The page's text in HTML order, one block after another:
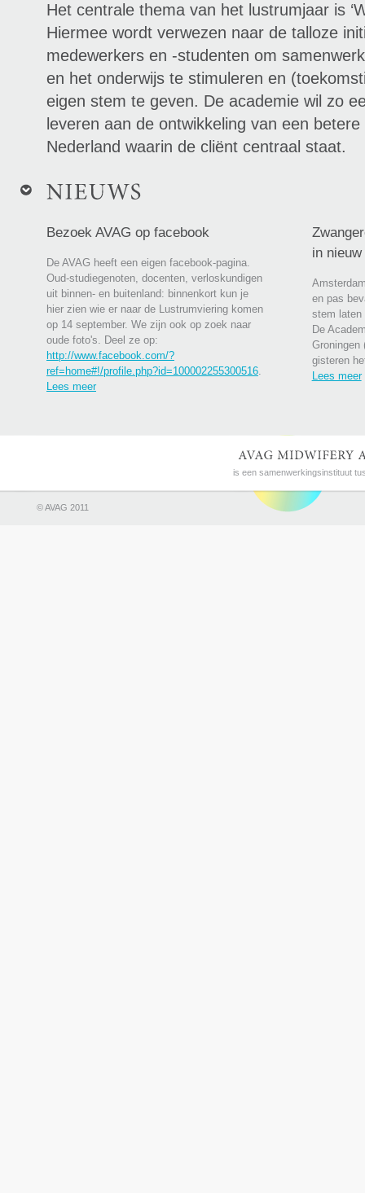
Het centrale thema van het lustrumjaar is
Hiermee wordt verwezen naar de talloze
medewerkers en -studenten om
en het onderwijs te stimuleren en
eigen stem te geven. De academie wil zo
leveren aan de ontwikkeling van een
Nederland waarin de cliënt centraal staat.
Bezoek AVAG op facebook
De AVAG heeft een eigen facebook-pagina.
Oud-studiegenoten, docenten, verloskundigen
uit binnen- en buitenland: binnenkort kun je
hier zien wie er naar de Lustrumviering komen
op 14 september. We zijn ook op zoek naar
oude foto's. Deel ze op:
http://www.facebook.com/?
ref=home#!/profile.php?id=100002255300516
Lees meer
in
en pas
stem laten
De
Groningen
gisteren
Lees meer
is een samenwerkingsinstituut
© AVAG 2011